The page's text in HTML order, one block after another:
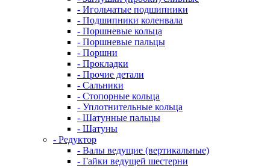
- Игольчатые подшипники
- Подшипники коленвала
- Поршневые кольца
- Поршневые пальцы
- Поршни
- Прокладки
- Прочие детали
- Сальники
- Стопорные кольца
- Уплотнительные кольца
- Шатунные пальцы
- Шатуны
- Редуктор
- Валы ведущие (вертикальные)
- Гайки ведущей шестерни